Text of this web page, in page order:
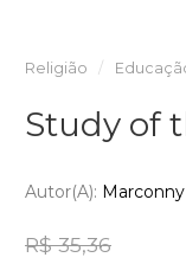
Religião
Study of
Autor(a):
R$ 35,36